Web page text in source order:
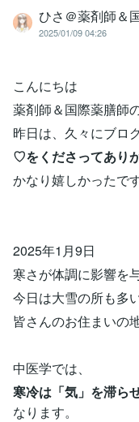
ひさ＠薬剤師＆
2025/01/09 04:26
こんにちは
薬剤師＆国際薬膳師
昨日は、久々にブロ
♡をくださってあり
かなり嬉しかったで
2025年1月9日
寒さが体調に影響を
今日は大雪の所も多
皆さんのお住まいの
中医学では、
寒冷は「気」を滞ら
なります。